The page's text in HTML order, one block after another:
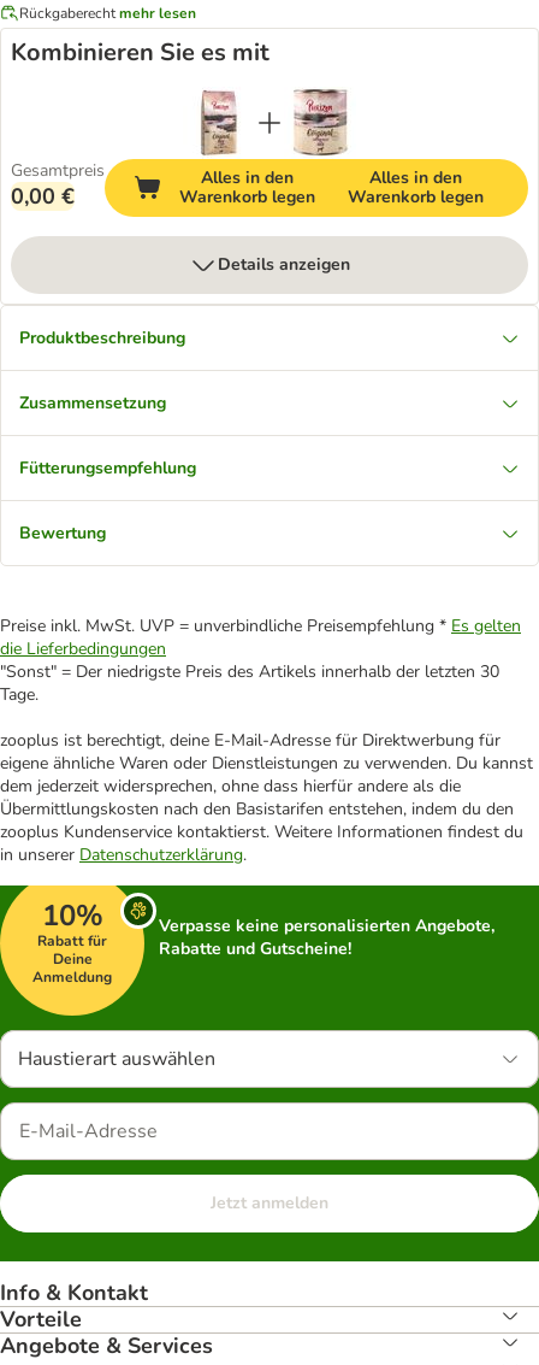
Rückgaberechtmehr lesen
Kombinieren Sie es mit
Gesamtpreis
0,00 €
Alles in den
Warenkorb legen
Alles in den
Warenkorb legen
Details anzeigen
Produktbeschreibung
Zusammensetzung
Fütterungsempfehlung
Bewertung
Preise inkl. MwSt. UVP = unverbindliche Preisempfehlung * Es gelten
die Lieferbedingungen
"Sonst" = Der niedrigste Preis des Artikels innerhalb der letzten 30
Tage.
zooplus ist berechtigt, deine E-Mail-Adresse für Direktwerbung für
eigene ähnliche Waren oder Dienstleistungen zu verwenden. Du kannst
dem jederzeit widersprechen, ohne dass hierfür andere als die
Übermittlungskosten nach den Basistarifen entstehen, indem du den
zooplus Kundenservice kontaktierst. Weitere Informationen findest du
in unserer Datenschutzerklärung.
10%
Rabatt für
Deine
Anmeldung
Verpasse keine personalisierten Angebote,
Rabatte und Gutscheine!
Haustierart auswählen
Jetzt anmelden
Info & Kontakt
Vorteile
Angebote & Services